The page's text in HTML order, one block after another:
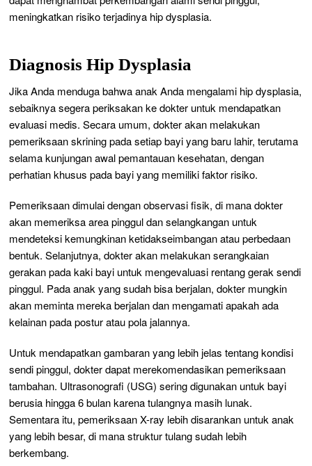
meningkatkan risiko terjadinya hip dysplasia.
Diagnosis Hip Dysplasia
Jika Anda menduga bahwa anak Anda mengalami hip dysplasia,
sebaiknya segera periksakan ke dokter untuk mendapatkan
evaluasi medis. Secara umum, dokter akan melakukan
pemeriksaan skrining pada setiap bayi yang baru lahir, terutama
selama kunjungan awal pemantauan kesehatan, dengan
perhatian khusus pada bayi yang memiliki faktor risiko.
Pemeriksaan dimulai dengan observasi fisik, di mana dokter
akan memeriksa area pinggul dan selangkangan untuk
mendeteksi kemungkinan ketidakseimbangan atau perbedaan
bentuk. Selanjutnya, dokter akan melakukan serangkaian
gerakan pada kaki bayi untuk mengevaluasi rentang gerak sendi
pinggul. Pada anak yang sudah bisa berjalan, dokter mungkin
akan meminta mereka berjalan dan mengamati apakah ada
kelainan pada postur atau pola jalannya.
Untuk mendapatkan gambaran yang lebih jelas tentang kondisi
sendi pinggul, dokter dapat merekomendasikan pemeriksaan
tambahan. Ultrasonografi (USG) sering digunakan untuk bayi
berusia hingga 6 bulan karena tulangnya masih lunak.
Sementara itu, pemeriksaan X-ray lebih disarankan untuk anak
yang lebih besar, di mana struktur tulang sudah lebih
berkembang.